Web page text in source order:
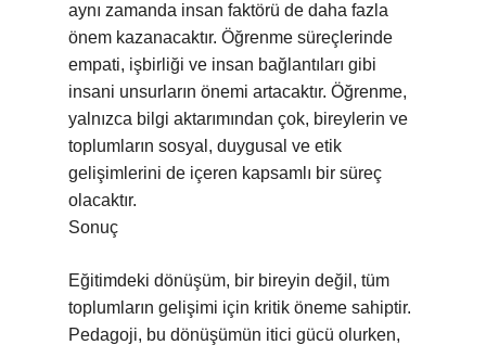
aynı zamanda insan faktörü de daha fazla
önem kazanacaktır. Öğrenme süreçlerinde
empati, işbirliği ve insan bağlantıları gibi
insani unsurların önemi artacaktır. Öğrenme,
yalnızca bilgi aktarımından çok, bireylerin ve
toplumların sosyal, duygusal ve etik
gelişimlerini de içeren kapsamlı bir süreç
olacaktır.
Sonuç
Eğitimdeki dönüşüm, bir bireyin değil, tüm
toplumların gelişimi için kritik öneme sahiptir.
Pedagoji, bu dönüşümün itici gücü olurken,